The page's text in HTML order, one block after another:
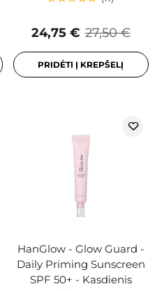
27,50 €
24,75 €
PRIDĖTI Į KREPŠELĮ
HanGlow - Glow Guard -
Daily Priming Sunscreen
SPF 50+ - Kasdienis